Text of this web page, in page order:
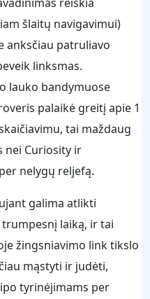
šlaitų navigavimui)
anksčiau patruliavo
linksmas.
lauko bandymuose
palaikė greitį apie 1
tai maždaug
nei Curiosity ir
nelygų reljefą.
galima atlikti
laiką, ir tai
žingsniavimo link tikslo
mąstyti ir judėti,
tyrinėjimams per